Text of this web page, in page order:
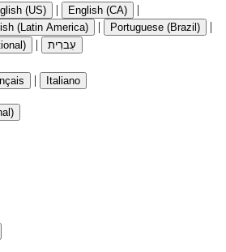
(US) | English (CA) |
(Latin America) | Portuguese (Brazil) |
| עִברִית
| Italiano